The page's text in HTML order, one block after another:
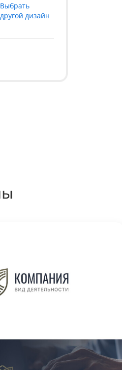
Выбрать
другой дизайн